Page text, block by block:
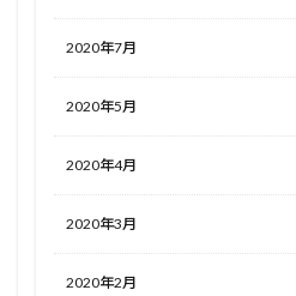
2020年7月
2020年5月
2020年4月
2020年3月
2020年2月